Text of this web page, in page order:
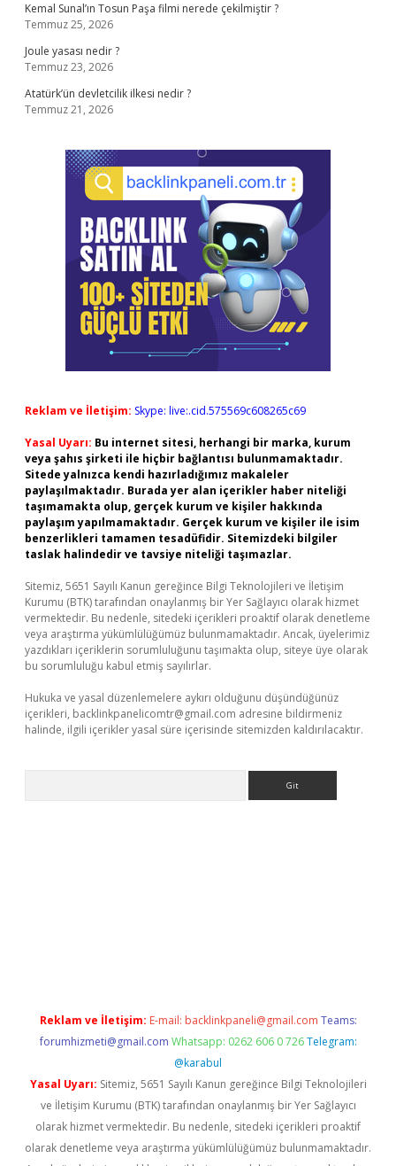
Kemal Sunal’ın Tosun Paşa filmi nerede çekilmiştir ?
Temmuz 25, 2026
Joule yasası nedir ?
Temmuz 23, 2026
Atatürk’ün devletcilik ilkesi nedir ?
Temmuz 21, 2026
Reklam ve İletişim: Skype: live:.cid.575569c608265c69
Yasal Uyarı: Bu internet sitesi, herhangi bir marka, kurum
veya şahıs şirketi ile hiçbir bağlantısı bulunmamaktadır.
Sitede yalnızca kendi hazırladığımız makaleler
paylaşılmaktadır. Burada yer alan içerikler haber niteliği
taşımamakta olup, gerçek kurum ve kişiler hakkında
paylaşım yapılmamaktadır. Gerçek kurum ve kişiler ile isim
benzerlikleri tamamen tesadüfidir. Sitemizdeki bilgiler
taslak halindedir ve tavsiye niteliği taşımazlar.
Sitemiz, 5651 Sayılı Kanun gereğince Bilgi Teknolojileri ve İletişim
Kurumu (BTK) tarafından onaylanmış bir Yer Sağlayıcı olarak hizmet
vermektedir. Bu nedenle, sitedeki içerikleri proaktif olarak denetleme
veya araştırma yükümlülüğümüz bulunmamaktadır. Ancak, üyelerimiz
yazdıkları içeriklerin sorumluluğunu taşımakta olup, siteye üye olarak
bu sorumluluğu kabul etmiş sayılırlar.
Hukuka ve yasal düzenlemelere aykırı olduğunu düşündüğünüz
içerikleri, backlinkpanelicomtr@gmail.com adresine bildirmeniz
halinde, ilgili içerikler yasal süre içerisinde sitemizden kaldırılacaktır.
Reklam ve İletişim: E-mail: backlinkpaneli@gmail.com Teams:
forumhizmeti@gmail.com Whatsapp: 0262 606 0 726 Telegram:
@karabul
Yasal Uyarı: Sitemiz, 5651 Sayılı Kanun gereğince Bilgi Teknolojileri
ve İletişim Kurumu (BTK) tarafından onaylanmış bir Yer Sağlayıcı
olarak hizmet vermektedir. Bu nedenle, sitedeki içerikleri proaktif
olarak denetleme veya araştırma yükümlülüğümüz bulunmamaktadır.